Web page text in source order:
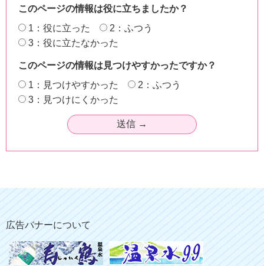
このページの情報は役に立ちましたか？
1：役に立った
2：ふつう
3：役に立たなかった
このページの情報は見つけやすかったですか？
1：見つけやすかった
2：ふつう
3：見つけにくかった
広告バナーについて